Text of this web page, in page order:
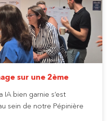
sur une 2ème
bien garnie s’est
sein de notre Pépinière